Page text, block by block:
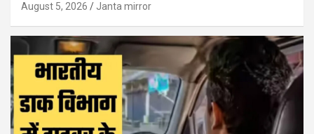
August 5, 2026 Janta mirror